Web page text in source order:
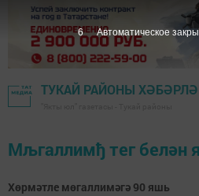
ТУКАЙ РАЙОНЫ
Мљгаллимђ тег белән
Хөрмәтле мөгаллимәгә 90 яшь
6 Автоматическое